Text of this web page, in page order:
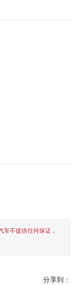
不提供任何保证，
分享到：